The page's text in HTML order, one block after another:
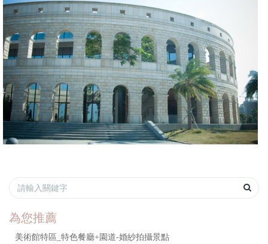
為您推薦
美術館特區_特色餐廳+園道-婚紗拍攝景點